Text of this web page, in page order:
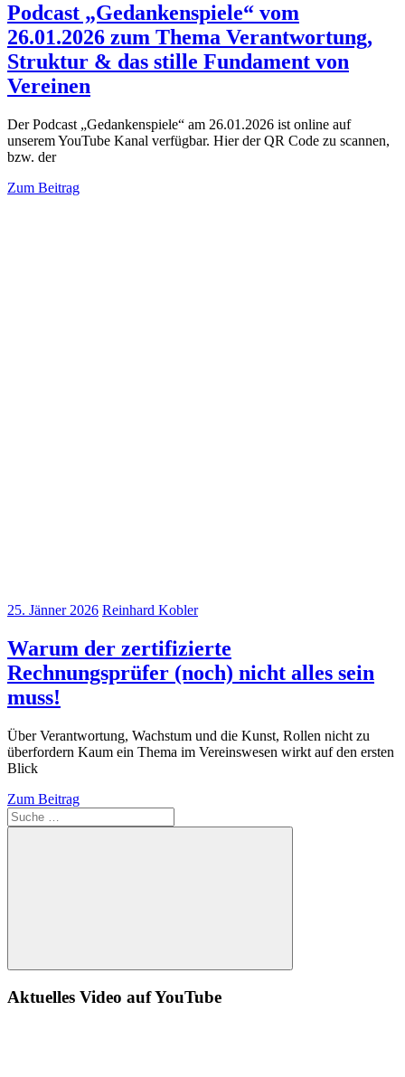
Podcast „Gedankenspiele“ vom
26.01.2026 zum Thema Verantwortung,
Struktur & das stille Fundament von
Vereinen
Der Podcast „Gedankenspiele“ am 26.01.2026 ist online auf
unserem YouTube Kanal verfügbar. Hier der QR Code zu scannen,
bzw. der
Zum Beitrag
25. Jänner 2026 Reinhard Kobler
Warum der zertifizierte
Rechnungsprüfer (noch) nicht alles sein
muss!
Über Verantwortung, Wachstum und die Kunst, Rollen nicht zu
überfordern Kaum ein Thema im Vereinswesen wirkt auf den ersten
Blick
Zum Beitrag
Suche
Aktuelles Video auf YouTube